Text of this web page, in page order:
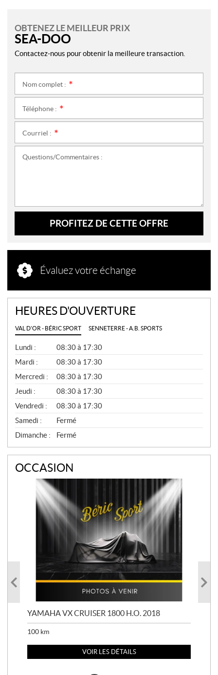
OBTENEZ LE MEILLEUR PRIX
SEA-DOO
Contactez-nous pour obtenir la meilleure transaction.
Nom complet :
Téléphone :
Courriel :
Questions/Commentaires :
PROFITEZ DE CETTE OFFRE
Évaluez votre échange
HEURES D'OUVERTURE
VAL D'OR - BÉRIC SPORT SENNETERRE - A.B. SPORTS
G
É
N
É
R
A
L
Lundi :
08:30 à 17:30
Mardi :
08:30 à 17:30
Mercredi :
08:30 à 17:30
Jeudi :
08:30 à 17:30
Vendredi :
08:30 à 17:30
Samedi :
Fermé
Dimanche :
Fermé
OCCASION
YAMAHA VX CRUISER 1800 H.O. 2018
100 km
VOIR LES DÉTAILS